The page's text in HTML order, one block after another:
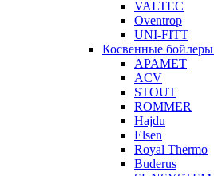
VALTEC
Oventrop
UNI-FITT
Косвенные бойлеры
APAMET
ACV
STOUT
ROMMER
Hajdu
Elsen
Royal Thermo
Buderus